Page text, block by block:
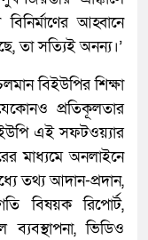
বিনির্মাণের আহ্বানে
তা সত্যিই অনন্য।’
বিইউপির শিক্ষা
প্রতিকূলতার
এই সফটওয়্যার
মাধ্যমে অনলাইনে
তথ্য আদান-প্রদান,
বিষয়ক রিপোর্ট,
ব্যবস্থাপনা, ভিডিও